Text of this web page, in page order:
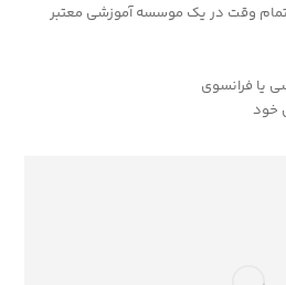
تمام وقت در یک موسسه آموزشی معتبر
یا فرانسوی
خود